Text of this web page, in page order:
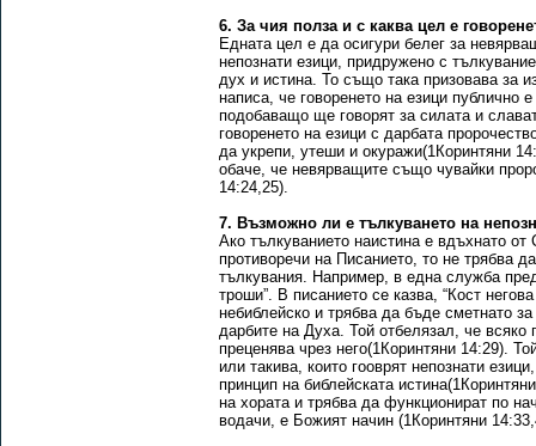
6. За чия полза и с каква цел е
Едната цел е да осигури белег за
непознати езици, придружено с
дух и истина. То също така призовава за
написа, че говоренето на езици публично
подобаващо ще говорят за силата и
говоренето на езици с дарбата
да укрепи, утеши и окуражи(1Коринтяни
обаче, че невярващите също чувайки
14:24,25).
7. Възможно ли е тълкуването на
Ако тълкуванието наистина е вдъхнато
противоречи на Писанието, то не трябва
тълкувания. Например, в една служба
троши”. В писанието се казва, “Кост
небиблейско и трябва да бъде сметнато
дарбите на Духа. Той отбелязал, че
преценява чрез него(1Коринтяни 14:29).
или такива, които гооврят непознати
принцип на библейската
на хората и трябва да функционират по
водачи, е Божият начин (1Коринтяни